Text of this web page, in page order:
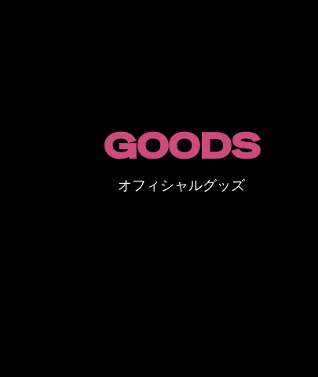
GOODS
オフィシャルグッズ